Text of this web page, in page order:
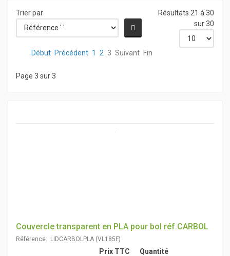
Trier par
Résultats 21 à 30
sur 30
Début Précédent 1 2 3 Suivant Fin
Page 3 sur 3
Couvercle transparent en PLA pour bol réf.CARBOL
Référence: LIDCARBOLPLA (VL185F)
Prix TTC Quantité